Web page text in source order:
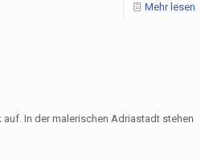
Mehr lesen
In der malerischen Adriastadt stehen